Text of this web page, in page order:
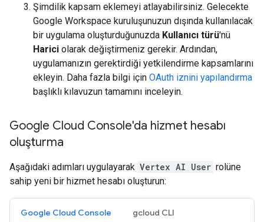
Şimdilik kapsam eklemeyi atlayabilirsiniz. Gelecekte
Google Workspace kuruluşunuzun dışında kullanılacak
bir uygulama oluşturduğunuzda Kullanıcı türü'nü
Harici olarak değiştirmeniz gerekir. Ardından,
uygulamanızın gerektirdiği yetkilendirme kapsamlarını
ekleyin. Daha fazla bilgi için OAuth iznini yapılandırma
başlıklı kılavuzun tamamını inceleyin.
Google Cloud Console'da hizmet hesabı
oluşturma
Aşağıdaki adımları uygulayarak Vertex AI User rolüne
sahip yeni bir hizmet hesabı oluşturun:
Google Cloud Console gcloud CLI